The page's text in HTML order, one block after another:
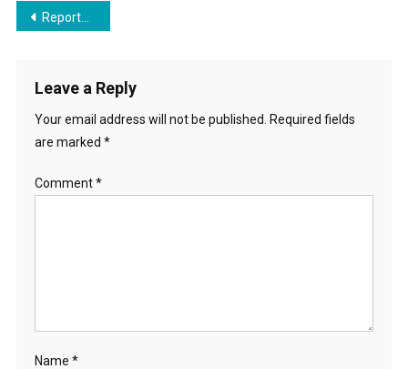
Post
Reportaža: Čajniče
Leave a Reply
Your email address will not be published.
Required fields
are marked *
Comment*
Name *